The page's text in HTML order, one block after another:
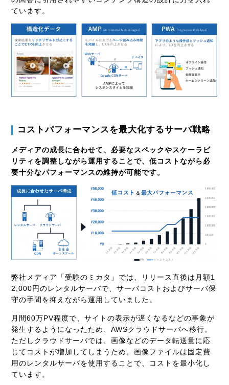
ています。
コストパフォーマンスを最大化するサーバ戦略
メディアの成長に合わせて、必要なスペックやスケーラビ
リティを調整しながら運用することで、低コストながら必
要十分なパフォーマンスの維持が可能です。
弊社メディア「受験のミカタ」では、リリース直後は月額1
2,000円のレンタルサーバで、サーバコストおよびサーバ保
守の手間を抑えながら運用していました。
月間60万PV程度で、サイトの表示が遅くなるなどの事象が
発生するようになったため、AWSクラウドサーバへ移行。
ただしクラウドサーバでは、画像などのデータ転送量に応
じてコストが増加してしまうため、画像ファイルは固定費
用のレンタルサーバを使用することで、コストを最小化し
ています。